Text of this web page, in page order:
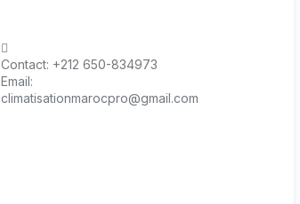
Contact: +212 650-834973
Email:
climatisationmarocpro@gmail.com